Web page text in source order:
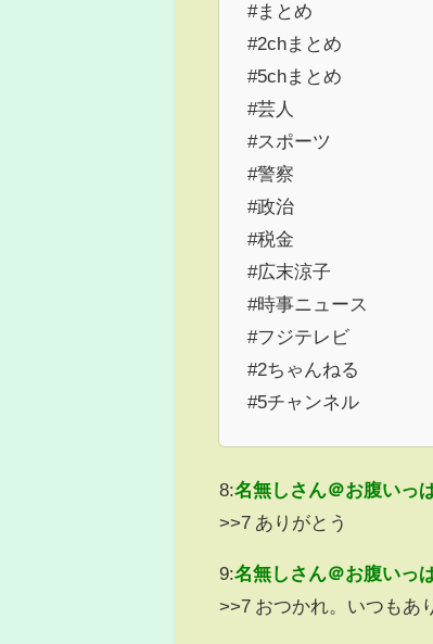
#まとめ
#2chまとめ
#5chまとめ
#芸人
#スポーツ
#警察
#政治
#税金
#広末涼子
#時事ニュース
#フジテレビ
#2ちゃんねる
#5チャンネル
8:名無しさん＠お腹いっ
>>7 ありがとう
9:名無しさん＠お腹いっ
>>7 おつかれ。いつもあ